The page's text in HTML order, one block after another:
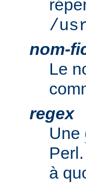
/
nom-
Le
regex
Une
à